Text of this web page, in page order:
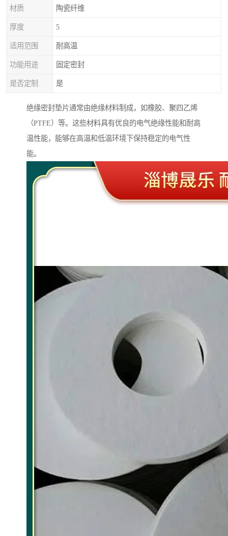
材质 陶瓷纤维
厚度 5
适用范围 耐高温
功能用途 固定密封
是否定制 是
绝缘密封垫片通常由绝缘材料制成，如橡胶、聚四乙烯
（PTFE）等。这些材料具有优良的电气绝缘性能和耐高
温性能，能够在高温和低温环境下保持稳定的电气性
能。